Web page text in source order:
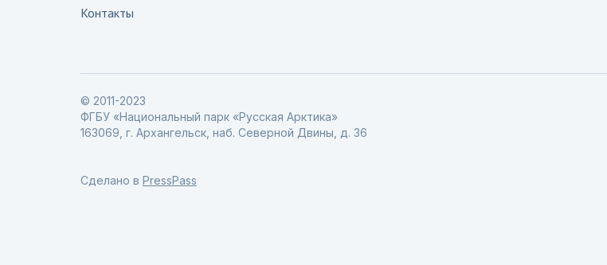
Контакты
© 2011-2023
ФГБУ «Национальный парк «Русская Арктика»
163069, г. Архангельск, наб. Северной Двины, д. 36
Сделано в PressPass